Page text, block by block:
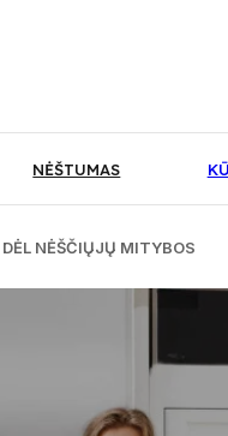
NĖŠTUMAS
NĖŠČIŲJŲ MITYBOS